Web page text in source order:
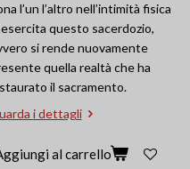
l’un l’altro nell’intimità fisica
esercita questo sacerdozio,
si rende nuovamente
quella realtà che ha
il sacramento.
i dettagli
al carrello